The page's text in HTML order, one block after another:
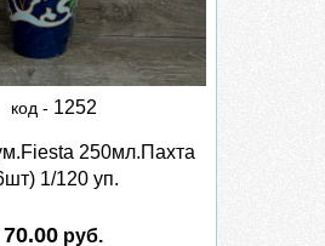
код - 1252
250мл.Пахта
1/120 уп.
70.00 руб.